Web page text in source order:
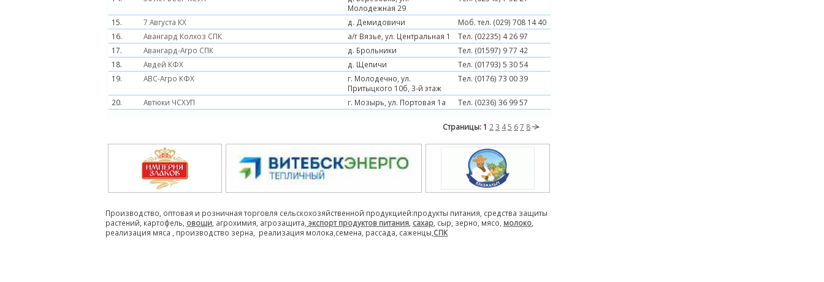
Молодежная 29
15. 7 Августа КХ д. Демидовичи
Моб. тел. (029) 708 14 40
16.
Авангард Колхоз СПК а/г Вязье, ул. Центральная 1
Тел. (02235) 4 26 97
17.
Авангард-Агро СПК д. Брольники
Тел. (01597) 9 77 42
18.
Авдей КФХ д. Щепичи
Тел. (01793) 5 30 54
19.
АВС-Агро КФХ
г. Молодечно, ул.
Притыцкого 10б, 3-й этаж
Тел. (0176) 73 00 39
20. Автюки ЧСХУП г. Мозырь, ул. Портовая 1а Тел. (0236) 36 99 57
Страницы: 1 2 3 45 67 8
Производство, оптовая и розничная торговля сельскохозяйственной продукцией:продукты питания, средства защиты
растений, картофель, овощи , агрохимия, агрозащита, экспорт продуктов питания сахар , сыр, зерно, мясо, молоко
реализация мяса , производство зерна, реализация молока,семена, рассада, саженцы, СПК